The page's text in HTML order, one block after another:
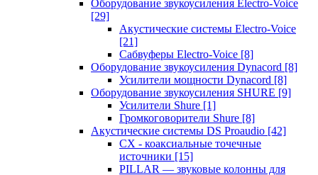
Оборудование звукоусиления Electro-Voice
[29]
Акустические системы Electro-Voice
[21]
Сабвуферы Electro-Voice [8]
Оборудование звукоусиления Dynacord [8]
Усилители мощности Dynacord [8]
Оборудование звукоусиления SHURE [9]
Усилители Shure [1]
Громкоговорители Shure [8]
Акустические системы DS Proaudio [42]
CX - коаксиальные точечные
источники [15]
PILLAR — звуковые колонны для